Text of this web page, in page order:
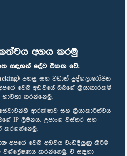
අගය කරමු
සඳහන් දේට එකඟ වේ:
පහසු සහ වඩාත් පුද්ගලාරෝපිත
වෙබ් අඩවියේ ඔබගේ ක්‍රියාකාරකම්
කරන්නෙමු.
ආරක්ෂාව සහ ක්‍රියාකාරීත්වය
IP ලිපිනය, උපාංග විස්තර සහ
කරගන්නෙමු.
අපගේ වෙබ් අඩවිය වැඩිදියුණු කිරීම
විශ්ලේෂණය කරන්නෙමු. ඒ සඳහා